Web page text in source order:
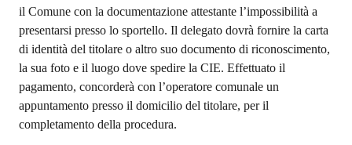
il Comune con la documentazione attestante l’impossibilità a
presentarsi presso lo sportello. Il delegato dovrà fornire la carta
di identità del titolare o altro suo documento di riconoscimento,
la sua foto e il luogo dove spedire la CIE. Effettuato il
pagamento, concorderà con l’operatore comunale un
appuntamento presso il domicilio del titolare, per il
completamento della procedura.